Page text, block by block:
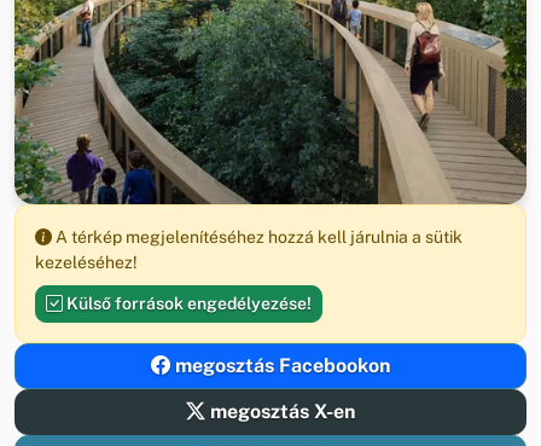
A térkép megjelenítéséhez hozzá kell járulnia a sütik
kezeléséhez!
Külső források engedélyezése!
megosztás Facebookon
megosztás X-en